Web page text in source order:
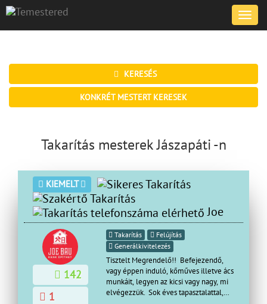
Toggle
KERESÉS
KONKRÉT MESTERT KERESEK
Takarítás mesterek Jászapáti -n
KIEMELT
Joe
142
1
Takarítás
Felújítás
Generálkivitelezés
Tisztelt Megrendelő!! Befejezendő,
vagy éppen induló, kőműves illetve ács
munkáit, legyen az kicsi vagy nagy, mi
elvégezzük. Sok éves tapasztalattal,